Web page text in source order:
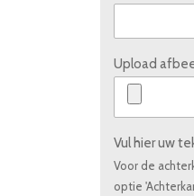
Upload
Vul hier uw
Voor de
optie